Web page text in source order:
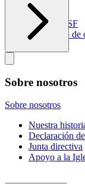
Blog de BSF
Calendario de
Sobre nosotros
Sobre nosotros
Nuestra
Declaración
Junta directiva
Apoyo a la